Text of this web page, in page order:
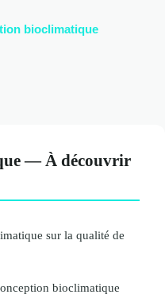
bioclimatique
— À découvrir
sur la qualité de
bioclimatique